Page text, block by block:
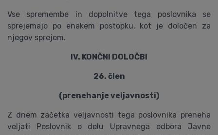
Vse spremembe in dopolnitve tega poslovnika se
sprejemajo po enakem postopku, kot je določen za
njegov sprejem.
IV. KONČNI DOLOČBI
26. člen
(prenehanje veljavnosti)
Z dnem začetka veljavnosti tega poslovnika preneha
veljati Poslovnik o delu Upravnega odbora Javne